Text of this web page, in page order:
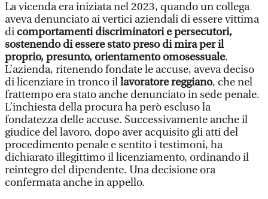
La vicenda era iniziata nel 2023, quando un collega
aveva denunciato ai vertici aziendali di essere vittima
di comportamenti discriminatori e persecutori,
sostenendo di essere stato preso di mira per il
proprio, presunto, orientamento omosessuale.
L’azienda, ritenendo fondate le accuse, aveva deciso
di licenziare in tronco illavoratore reggiano, che nel
frattempo era stato anche denunciato in sede penale.
L’inchiesta della procura ha però escluso la
fondatezza delle accuse. Successivamente anche il
giudice del lavoro, dopo aver acquisito gli atti del
procedimento penale e sentito i testimoni, ha
dichiarato illegittimo il licenziamento, ordinando il
reintegro del dipendente. Una decisione ora
confermata anche in appello.